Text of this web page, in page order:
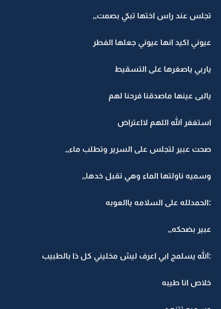
تجلس عند راس اختها تبكي بصمت,,
عيوني اكيد انها عيوني جعلها الفطر
ياربي ياصغرها على التسقيط
يالبى عينها ماصدقنا فرحنا لهم
استغفر الله اللهم لااعتراض
صحت عبير لتجلس على السرير وتطلب ماء,,
وسميه ناولتها الماء وهي تقبل خدها,,
:الحمدلله على السلامه ياالعوبه
عبير بضحكه,,
:الله يسلمج ابي اعرف ليش مخليني كل ذا بالطبيب
خلاص انا طيبه